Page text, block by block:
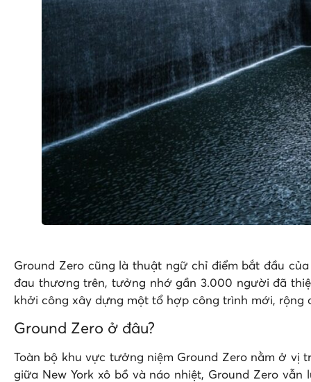
Ground Zero cũng là thuật ngữ chỉ điểm bắt đầu
đau thương trên, tưởng nhớ gần 3.000 người đã
khởi công xây dựng một tổ hợp công trình mới, rộng
Ground Zero ở đâu?
Toàn bộ khu vực tưởng niệm Ground Zero nằm ở vị
giữa New York xô bồ và náo nhiệt, Ground Zero